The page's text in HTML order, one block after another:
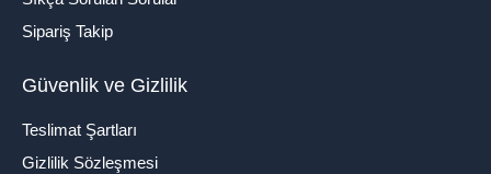
Sipariş Takip
Güvenlik ve Gizlilik
Teslimat Şartları
Gizlilik Sözleşmesi